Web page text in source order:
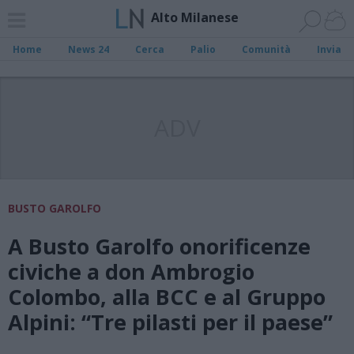
Alto Milanese
Home News 24 Cerca Palio Comunità Invia
BUSTO GAROLFO
A Busto Garolfo onorificenze
civiche a don Ambrogio
Colombo, alla BCC e al Gruppo
Alpini: “Tre pilasti per il paese”